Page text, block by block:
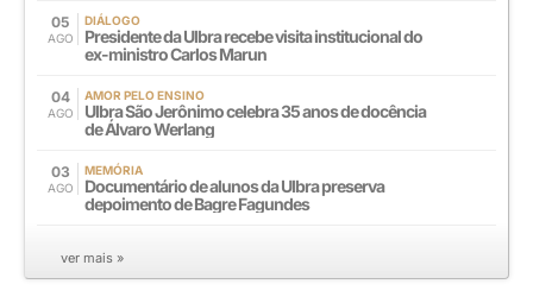
05
AGO
DIÁLOGO
Presidente da Ulbra recebe visita institucional do
ex-ministro Carlos Marun
04
AGO
AMOR PELO ENSINO
Ulbra São Jerônimo celebra 35 anos de docência
de Álvaro Werlang
03
AGO
MEMÓRIA
Documentário de alunos da Ulbra preserva
depoimento de Bagre Fagundes
ver mais »